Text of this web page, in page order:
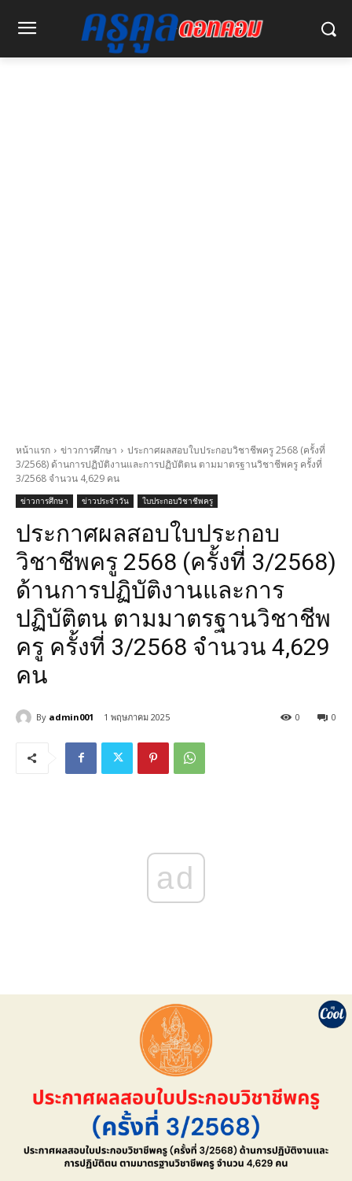
หน้าแรก ข่าวการศึกษา
ประกาศผลสอบใบประกอบวิชาชีพครู 2568 (ครั้งที่
3/2568) ด้านการปฏิบัติงานและการปฏิบัติตน ตามมาตรฐานวิชาชีพครู ครั้งที่
3/2568 จำนวน 4,629 คน
ข่าวการศึกษา ข่าวประจำวัน ใบประกอบวิชาชีพครู
ประกาศผลสอบใบประกอบ
วิชาชีพครู 2568 (ครั้งที่ 3/2568)
ด้านการปฏิบัติงานและการ
ปฏิบัติตน ตามมาตรฐานวิชาชีพ
ครู ครั้งที่ 3/2568 จำนวน 4,629
คน
By admin001 1 พฤษภาคม 2025 0
0
ad